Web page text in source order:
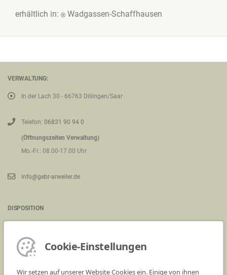
erhältlich in: Wadgassen-Schaffhausen
VERWALTUNG:
In der Lach 30 - 66763 Dillingen/Saar
Telefon: 06831 90 94 0
(Öffnungszeiten Verwaltung)
Mo.-Fr.: 08.00-17.00 Uhr
info@gebr-arweiler.de
DISPOSITION
66793 Saarwellingen
Cookie-Einstellungen
Wir setzen auf unserer Website Cookies ein. Einige von ihnen